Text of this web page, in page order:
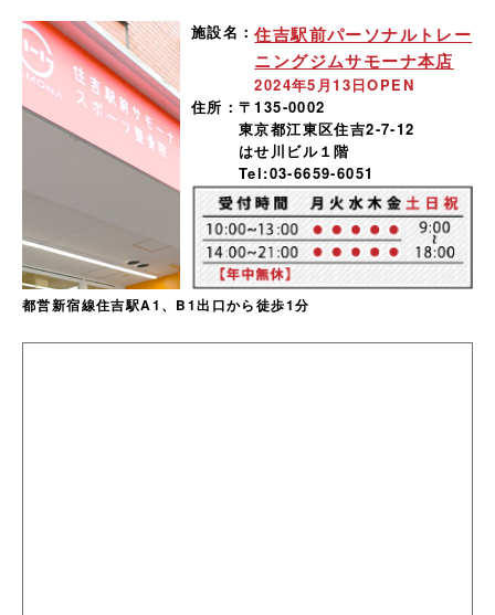
施設名：住吉駅前パーソナルトレー
ニングジムサモーナ本店
2024年5月13日OPEN
住所： 〒135-0002
東京都江東区住吉2-7-12
はせ川ビル１階
Tel:03-6659-6051
都営新宿線住吉駅A1、B1出口から徒歩1分